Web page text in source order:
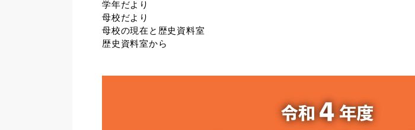
学年だより
母校だより
母校の現在と歴史資料室
歴史資料室から